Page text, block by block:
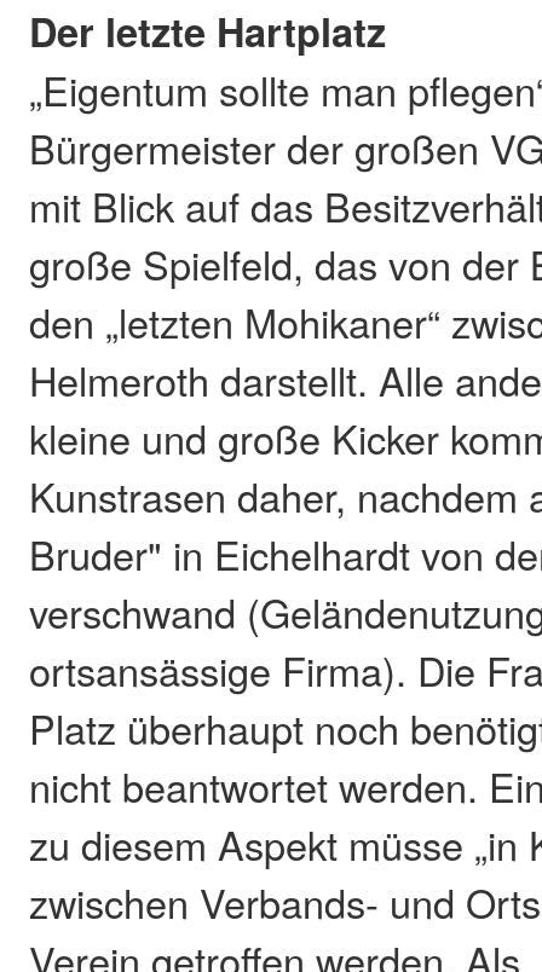
Der letzte Hartplatz
„Eigentum sollte man
Bürgermeister der großen
mit Blick auf das
große Spielfeld, das von der
den „letzten Mohikaner“
Helmeroth darstellt. Alle
kleine und große Kicker
Kunstrasen daher, nachdem
Bruder" in Eichelhardt von
verschwand
ortsansässige Firma). Die
Platz überhaupt noch
nicht beantwortet werden.
zu diesem Aspekt müsse „in
zwischen Verbands- und
Verein getroffen werden. Als